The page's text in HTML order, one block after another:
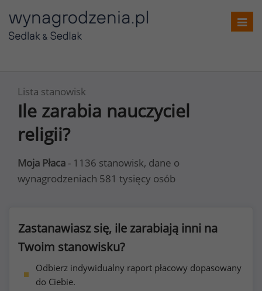
Lista stanowisk
Ile zarabia nauczyciel
religii?
Moja Płaca - 1136 stanowisk, dane o
wynagrodzeniach 581 tysięcy osób
Zastanawiasz się, ile zarabiają inni na
Twoim stanowisku?
Odbierz indywidualny raport płacowy dopasowany
do Ciebie.